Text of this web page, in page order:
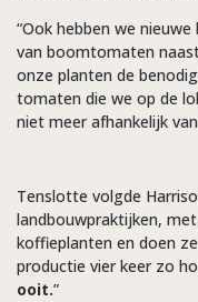
“Ook hebben we
van boomtomaten
onze planten de
tomaten die we op de
niet meer afhankelijk
Tenslotte volgde
landbouwpraktijken,
koffieplanten en doen
productie vier keer zo
ooit.”